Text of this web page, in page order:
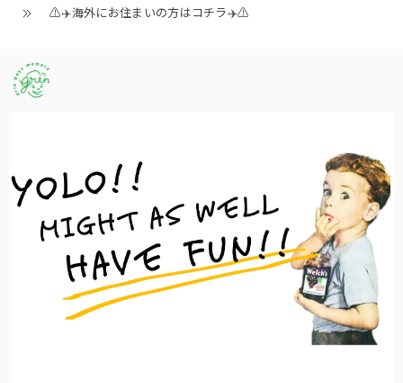
⚠️✈️海外にお住まいの方はコチラ✈️⚠️